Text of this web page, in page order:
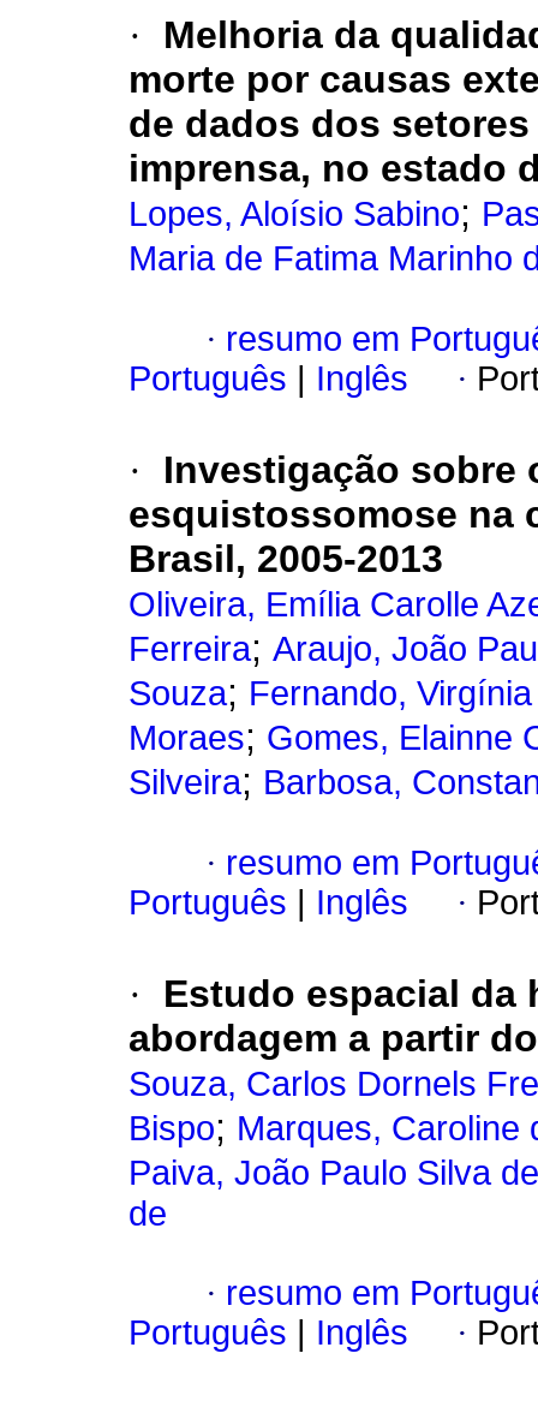
·
Melhoria da
morte por causas
de dados dos
imprensa, no estado
Lopes, Aloísio Sabino;
Maria de Fatima Marinho
· resumo em
Português
Inglês ·
·
Investigação sobre
esquistossomose na
Brasil, 2005-2013
Oliveira, Emília Carolle
Ferreira; Araujo, João
Souza; Fernando,
Moraes; Gomes, Elainne
Silveira; Barbosa,
· resumo em
Português
Inglês ·
·
Estudo espacial da
abordagem a partir
Souza, Carlos Dornels
Bispo; Marques, Caroline
Paiva, João Paulo Silva de
de
· resumo em
Português
Inglês ·